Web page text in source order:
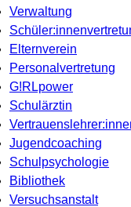
Verwaltung
Elternverein
Personalvertretung
G!RLpower
Schulärztin
Jugendcoaching
Schulpsychologie
Bibliothek
Versuchsanstalt